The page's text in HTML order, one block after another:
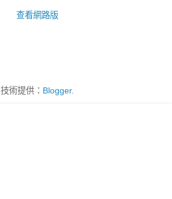
查看網路版
技術提供： Blogger.